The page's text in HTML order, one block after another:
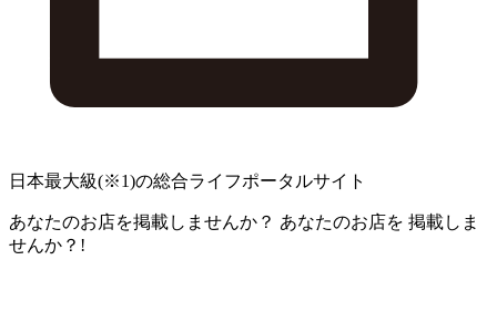
日本最大級(※1)の総合ライフポータルサイト
あなたのお店を掲載しませんか？ あなたのお店を 掲載しま
せんか？!